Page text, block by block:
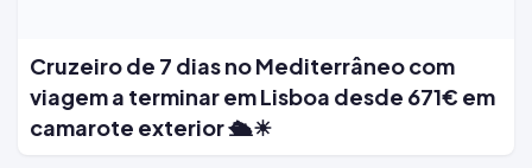
Cruzeiro de 7 dias no Mediterrâneo com
viagem a terminar em Lisboa desde 671€ em
camarote exterior 🛳️☀